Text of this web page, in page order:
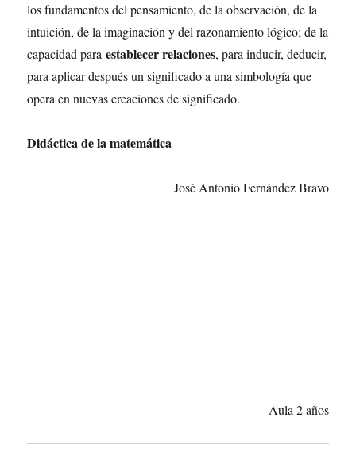
los fundamentos del pensamiento, de la observación, de la
intuición, de la imaginación y del razonamiento lógico; de la
capacidad paraestablecer relaciones, para inducir, deducir,
para aplicar después un significado a una simbología que
opera en nuevas creaciones de significado.
Didáctica de la matemática
José Antonio Fernández Bravo
Aula 2 años